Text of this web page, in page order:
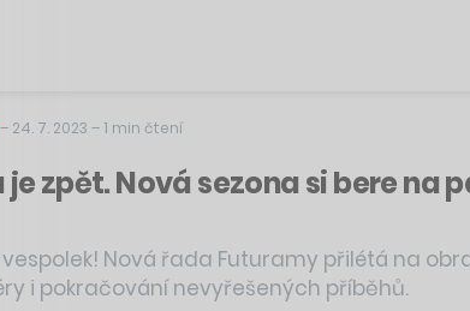
– 24. 7. 2023 –1 min čtení
zpět. Nová sezona si bere na
Nová řada Futuramy přilétá na
i pokračování nevyřešených příběhů.